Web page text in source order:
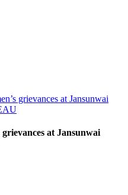
grievances at Jansunwai
at Jansunwai